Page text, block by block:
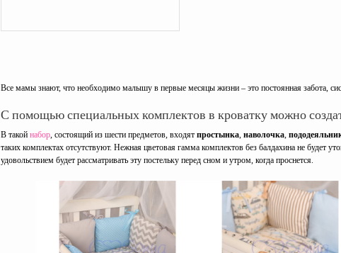
Все мамы знают, что необходимо малышу в первые месяцы жизни – это постоянная забота,
С помощью специальных комплектов в кроватку можно
В такой набор, состоящий из шести предметов, входят простынка, наволочка,
таких комплектах отсутствуют. Нежная цветовая гамма комплектов без балдахина не будет
удовольствием будет рассматривать эту постельку перед сном и утром, когда проснется.